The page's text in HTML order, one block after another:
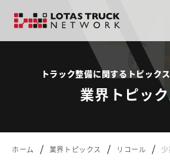
トラック整備に関するトピック
業界トピッ
ホーム / 業界トピックス / リコール /